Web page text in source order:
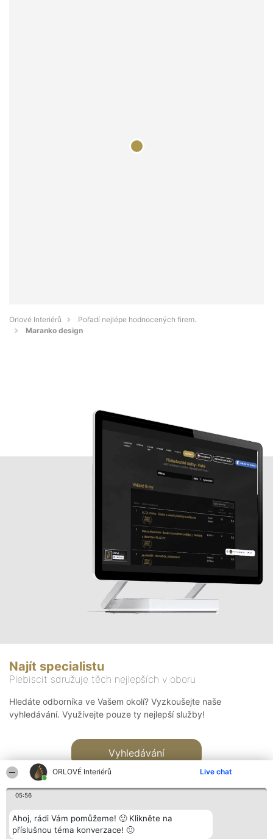
ORLOVÉ Interiérů Live chat
05:56
Ahoj, rádi Vám pomůžeme! 🙂 Klikněte na
příslušnou téma konverzace! 🙂
Orlové Interiérů
Pořadí nejlépe hodnocených firem.
Maranko design
Najít specialistu
Plebiscit sdružuje těch nejlepších v oboru
Hledáte odborníka ve Vašem okolí? Vyzkoušejte naše
vyhledávání. Využívejte pouze ty nejlepší služby!
Vyhledávání